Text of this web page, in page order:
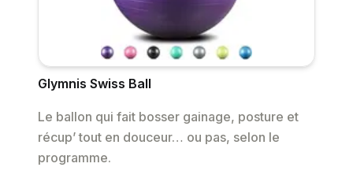
Glymnis Swiss Ball
Le ballon qui fait bosser gainage, posture et
récup’ tout en douceur… ou pas, selon le
programme.